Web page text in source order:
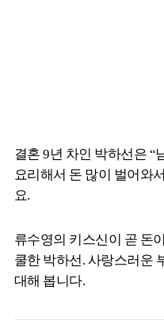
결혼 9년 차인 박하선은 “
요리해서 돈 많이 벌어와
요.
류수영의 키스신이 곧 돈
쿨한 박하선. 사랑스러운
대해 봅니다.